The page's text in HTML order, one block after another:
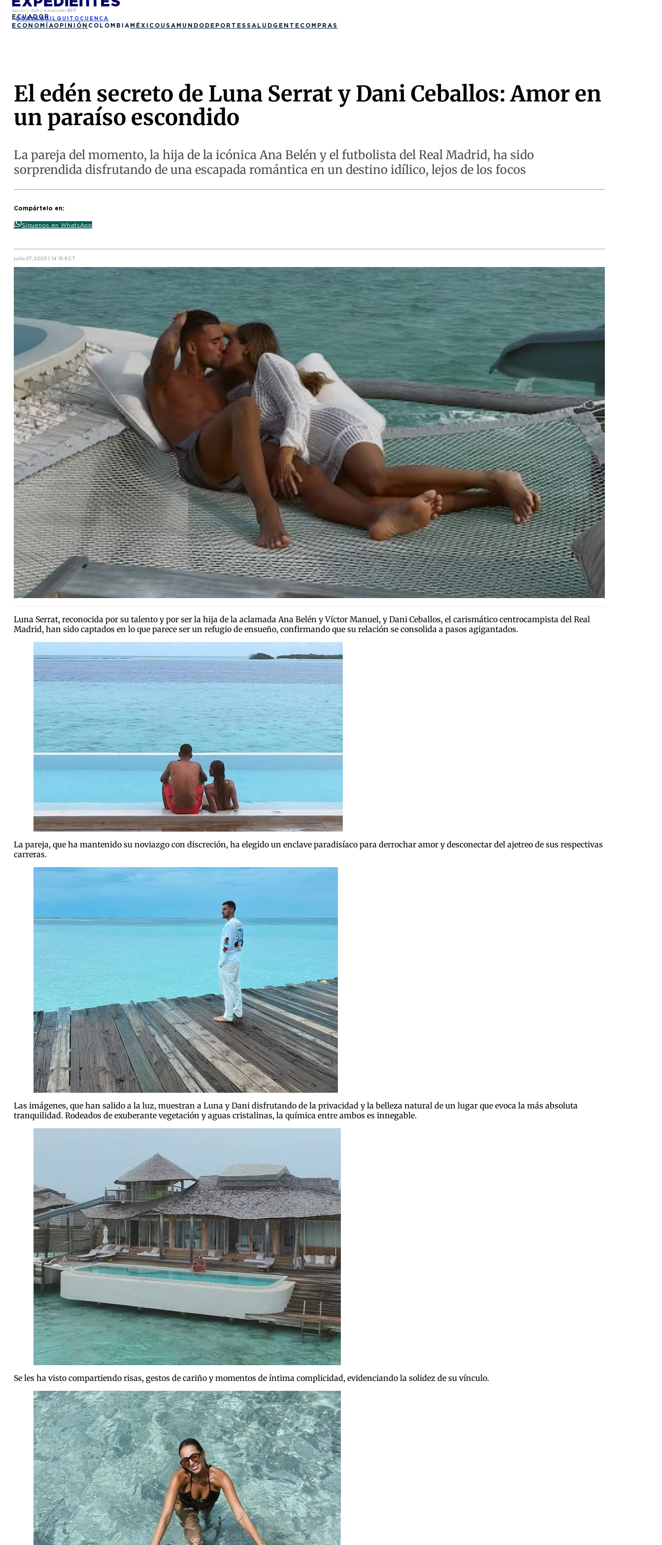
agosto 7, 2026 | Actualizado ECT
ECUADOR
GUAYAQUIL QUITO CUENCA
ECONOMÍAOPINIÓN COLOMBIA MÉXICO USA MUNDO DEPORTES SALUD GENTE COMPRAS
El edén secreto de Luna Serrat y Dani Ceballos: Amor en
un paraíso escondido
La pareja del momento, la hija de la icónica Ana Belén y el futbolista del Real Madrid, ha sido
sorprendida disfrutando de una escapada romántica en un destino idílico, lejos de los focos
Compártelo en:
Síguenos en WhatsApp
julio 27, 2025 | 14:15 ECT
Luna Serrat, reconocida por su talento y por ser la hija de la aclamada Ana Belén y Víctor Manuel, y Dani Ceballos, el carismático centrocampista del Real
Madrid, han sido captados en lo que parece ser un refugio de ensueño, confirmando que su relación se consolida a pasos agigantados.
La pareja, que ha mantenido su noviazgo con discreción, ha elegido un enclave paradisíaco para derrochar amor y desconectar del ajetreo de sus respectivas
carreras.
Las imágenes, que han salido a la luz, muestran a Luna y Dani disfrutando de la privacidad y la belleza natural de un lugar que evoca la más absoluta
tranquilidad. Rodeados de exuberante vegetación y aguas cristalinas, la química entre ambos es innegable.
Se les ha visto compartiendo risas, gestos de cariño y momentos de íntima complicidad, evidenciando la solidez de su vínculo.